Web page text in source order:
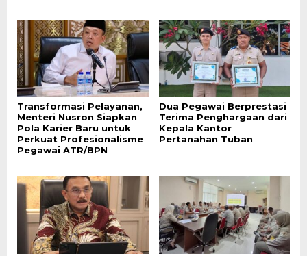
Transformasi Pelayanan,
Menteri Nusron Siapkan
Pola Karier Baru untuk
Perkuat Profesionalisme
Pegawai ATR/BPN
Dua Pegawai Berprestasi
Terima Penghargaan dari
Kepala Kantor
Pertanahan Tuban